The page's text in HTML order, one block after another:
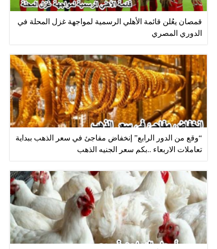
قمصان يعُلن قائمة الأهلي الرسمية لمواجهة غزل المحلة في
الدوري المصري
“وقع من الدور الرابع” إنخفاض مفاجئ في سعر الذهب ببداية
تعاملات الاربعاء ..بكم سعر الجنيه الذهب